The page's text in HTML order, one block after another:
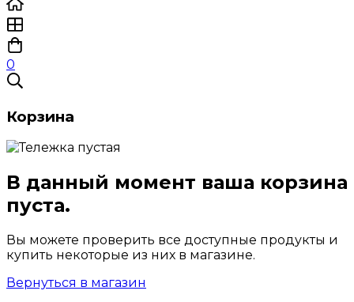
0
Корзина
В данный момент ваша корзина
пуста.
Вы можете проверить все доступные продукты и
купить некоторые из них в магазине.
Вернуться в магазин